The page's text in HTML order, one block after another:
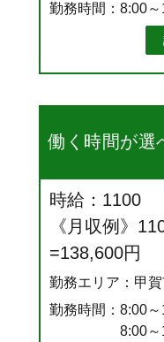
勤務時間：8:00
働く時間が選
時給：1100
《月収例》
=138,600円
勤務エリア：甲
勤務時間：8:00
8:00～